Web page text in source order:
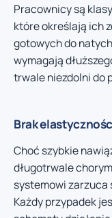
Pracownicy są
które określają ich
gotowych do
wymagają
trwale niezdolni do
Brak
Choć szybkie
długotrwale
systemowi
Każdy przypadek